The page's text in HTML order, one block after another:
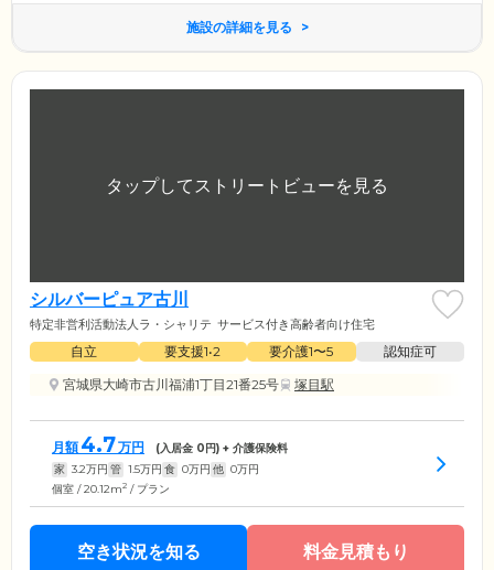
施設の詳細を見る
シルバーピュア古川
特定非営利活動法人ラ・シャリテ サービス付き高齢者向け住宅
自立 要支援1•2 要介護1〜5
認知症可
宮城県大崎市古川福浦1丁目21番25号
塚目駅
月額 4.7万円 (入居金 0円) + 介護保険料
家 3.2万円 管 1.5万円 食 0万円 他 0万円
個室 / 20.12m2 / プラン
空き状況を知る 料金見積もり